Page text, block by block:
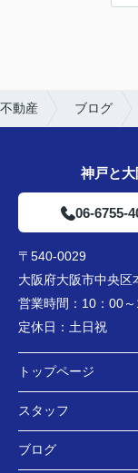
動産 ブログ
神戸と
06-6755-
〒540-0029
大阪府大阪市中央
営業時間： 10：00
定休日： 土日祝
トップページ
スタッフ
ブログ